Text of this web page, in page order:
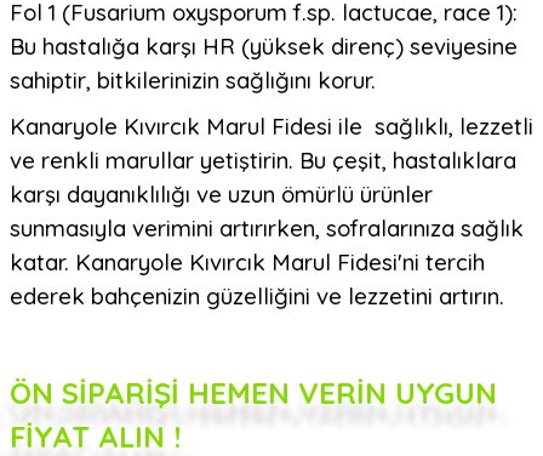
Fol 1 (Fusarium oxysporum f.sp. lactucae, race 1):
Bu hastalığa karşı HR (yüksek direnç) seviyesine
sahiptir, bitkilerinizin sağlığını korur.
Kanaryole Kıvırcık Marul Fidesi ile sağlıklı, lezzetli
ve renkli marullar yetiştirin. Bu çeşit, hastalıklara
karşı dayanıklılığı ve uzun ömürlü ürünler
sunmasıyla verimini artırırken, sofralarınıza sağlık
katar. Kanaryole Kıvırcık Marul Fidesi'ni tercih
ederek bahçenizin güzelliğini ve lezzetini artırın.
ÖN SİPARİŞİ HEMEN VERİN UYGUN
FİYAT ALIN !